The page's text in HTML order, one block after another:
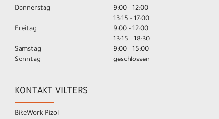
Donnerstag
9:00 - 12:00
13:15 - 17:00
Freitag
9:00 - 12:00
13:15 - 18:30
Samstag
9:00 - 15:00
Sonntag
geschlossen
KONTAKT VILTERS
BikeWork-Pizol